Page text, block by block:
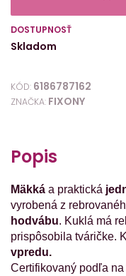
DOSTUPNOSŤ
Skladom
KÓD: 6186787162
ZNAČKA: FIXONY
Popis
Mäkká a praktická
vyrobená z
hodvábu. Kuklá má
prispôsobila tváričke.
vpredu.
Certifikovaný podľa